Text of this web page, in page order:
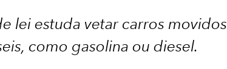
lei estuda vetar carros movidos
como gasolina ou diesel.